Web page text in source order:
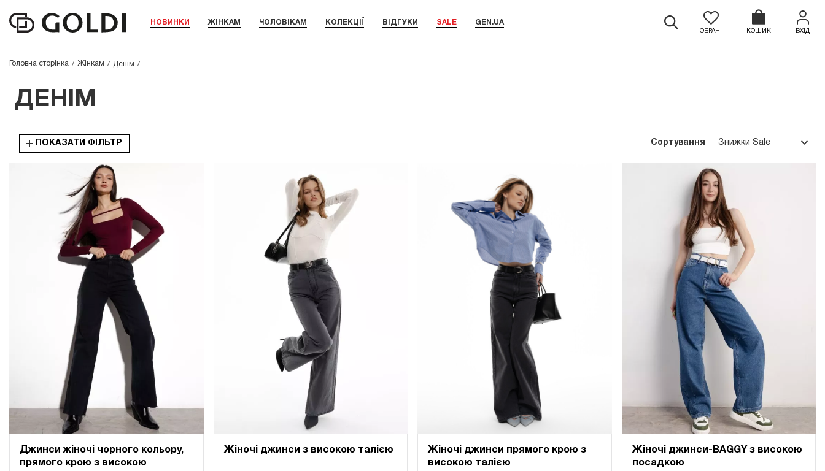
НОВИНКИ ЖІНКАМ ЧОЛОВІКАМ КОЛЕКЦІЇ ВІДГУКИ SALE GEN.UA
ОБРАНІ КОШИК ВХІД
Головна сторінка Жінкам Денім
ДЕНІМ
ПОКАЗАТИ ФІЛЬТР Сортування Знижки Sale
Джинси жіночі чорного кольору,
прямого крою з високою
Жіночі джинси з високою талією
Жіночі джинси прямого крою з
високою талією
Жіночі джинси-BAGGY з високою
посадкою